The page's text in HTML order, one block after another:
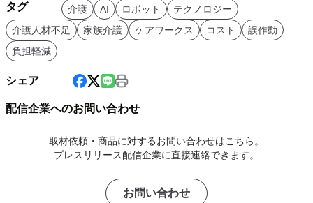
タグ 介護 AI ロボット
テクノロジー
介護人材不足
家族介護 ケアワークス コスト
誤作動
負担軽減
シェア
配信企業へのお問い合わせ
取材依頼・商品に対するお問い合わせはこちら。
プレスリリース配信企業に直接連絡できます。
お問い合わせ